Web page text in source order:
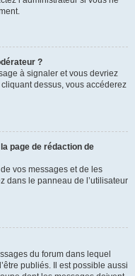
?
à signaler et vous devriez
dessus, vous accéderez
page de rédaction de
vos messages et de les
dans le panneau de l’utilisateur
du forum dans lequel
publiés. Il est possible aussi